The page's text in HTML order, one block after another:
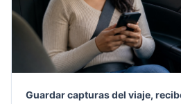
Guardar capturas del viaje,